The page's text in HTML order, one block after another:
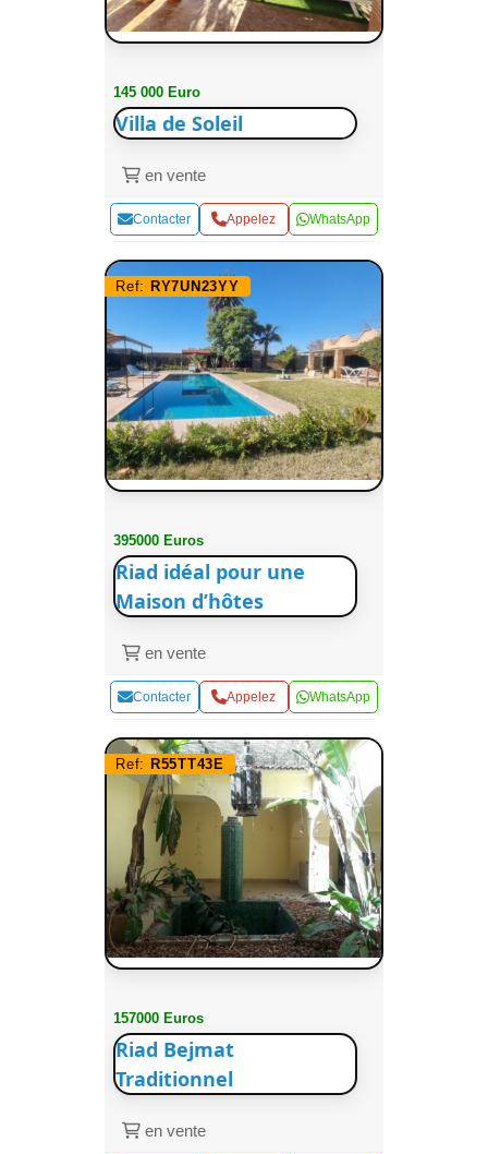
145 000 Euro
Villa de Soleil
en vente
Contacter Appelez WhatsApp
Ref: RY7UN23YY
395000 Euros
Riad idéal pour une
Maison d’hôtes
en vente
Contacter Appelez WhatsApp
Ref: R55TT43E
157000 Euros
Riad Bejmat
Traditionnel
en vente